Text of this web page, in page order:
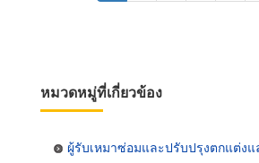
page
หมวดหมู่ที่เกี่ยวข้อง
ผู้รับเหมาซ่อมและปรับปรุงตกแต่ง